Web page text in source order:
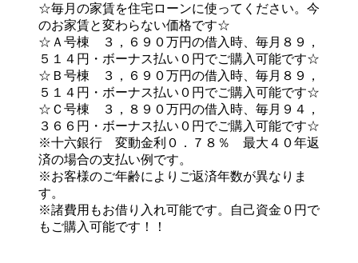
☆毎月の家賃を住宅ローンに使ってください。今
のお家賃と変わらない価格です☆
☆Ａ号棟 ３，６９０万円の借入時、毎月８９，
５１４円・ボーナス払い０円でご購入可能です☆
☆Ｂ号棟 ３，６９０万円の借入時、毎月８９，
５１４円・ボーナス払い０円でご購入可能です☆
☆Ｃ号棟 ３，８９０万円の借入時、毎月９４，
３６６円・ボーナス払い０円でご購入可能です☆
※十六銀行 変動金利０．７８％ 最大４０年返
済の場合の支払い例です。
※お客様のご年齢によりご返済年数が異なりま
す。
※諸費用もお借り入れ可能です。自己資金０円で
もご購入可能です！！